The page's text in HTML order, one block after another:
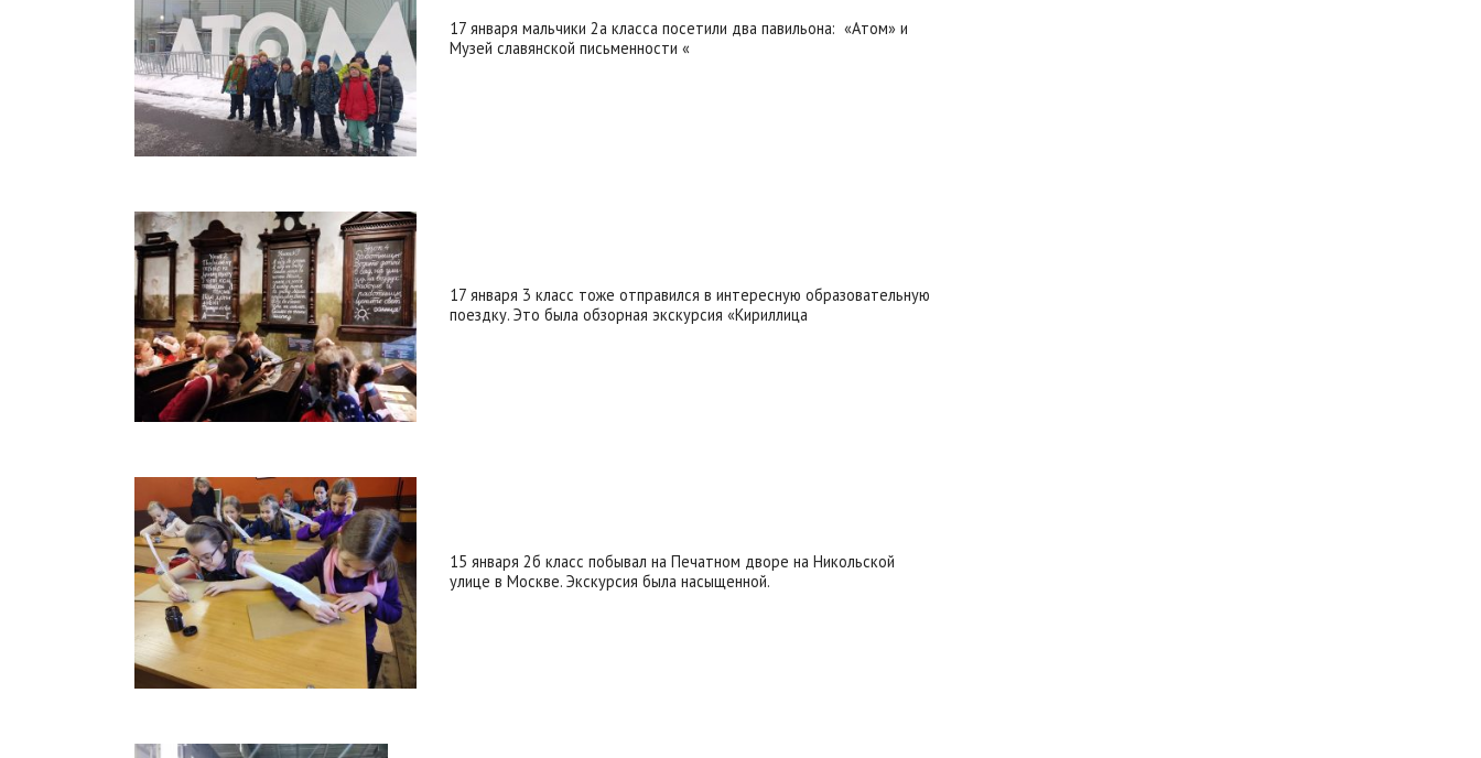
17 января мальчики 2а класса посетили два павильона: «Атом» и
Музей славянской письменности «
17 января 3 класс тоже отправился в интересную образовательную
поездку. Это была обзорная экскурсия «Кириллица
15 января 2б класс побывал на Печатном дворе на Никольской
улице в Москве. Экскурсия была насыщенной.